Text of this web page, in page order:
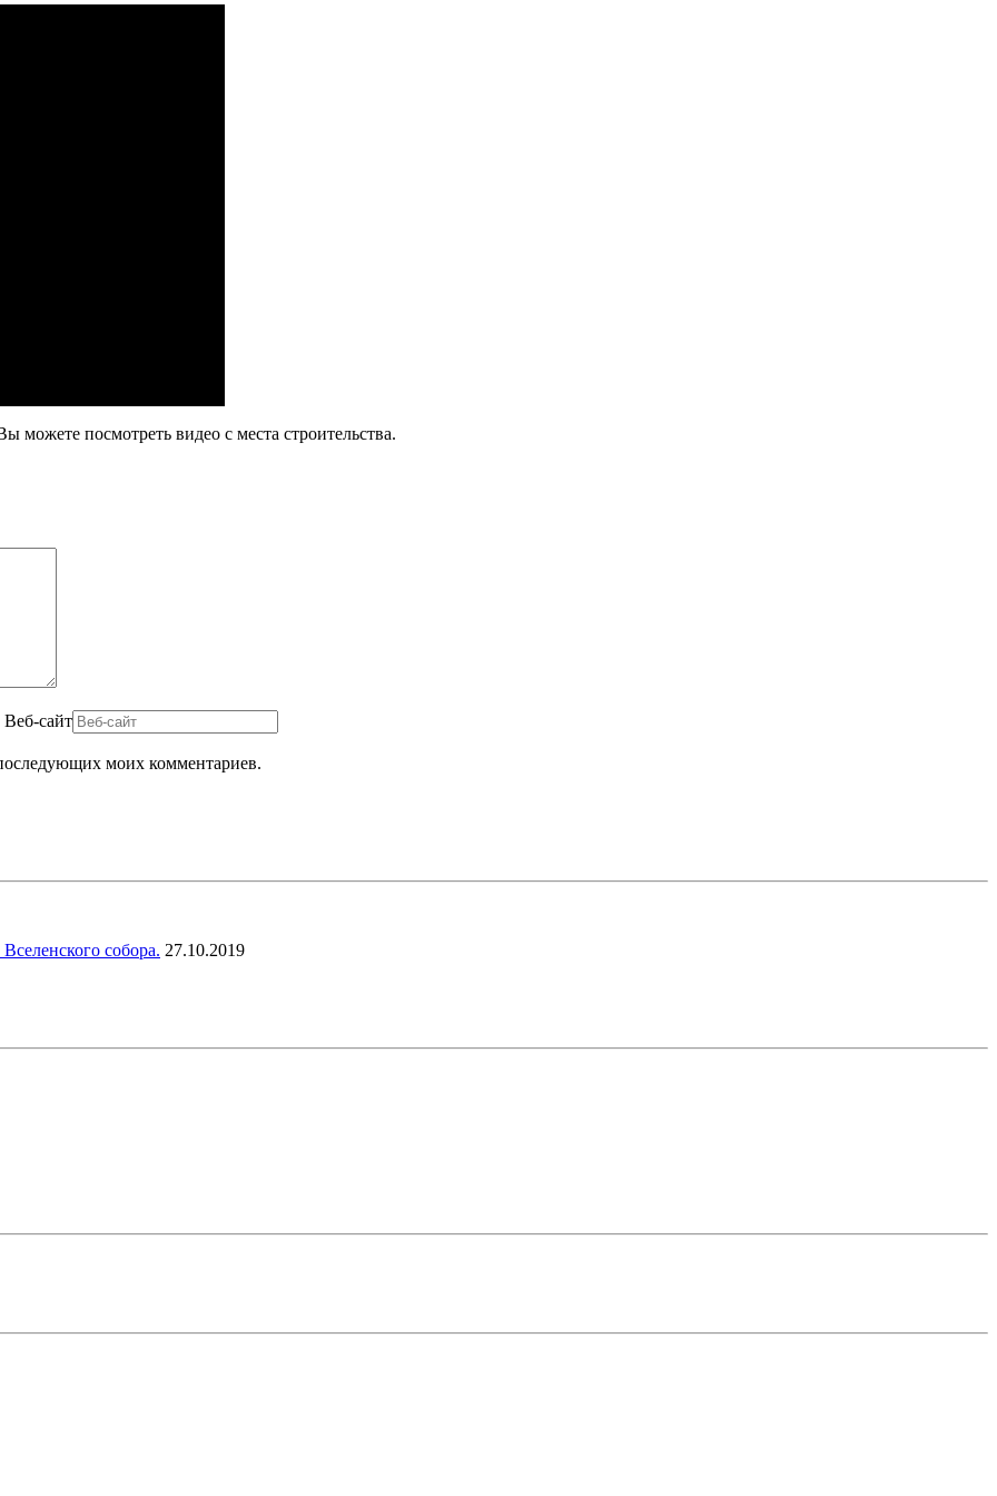
можете посмотреть видео с места строительства.
Веб-сайт
моих комментариев.
собора. 27.10.2019